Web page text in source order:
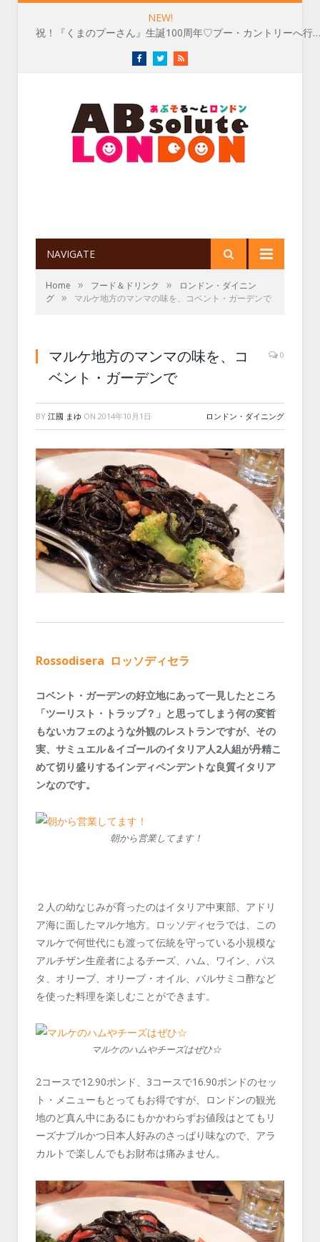
NEW!
祝！『くまのプーさん』生誕100周年♡プー・カントリーへ行こう♪
FacebookTwitterRSS
NAVIGATE
Home » フード＆ドリンク »
ロンドン・ダイニン
グ » マルケ地方のマンマの味を、コベント・ガーデンで
マルケ地方のマンマの味を、コ
ベント・ガーデンで
0
BY 江國 まゆ ON 2014年10月1日 ロンドン・ダイニング
Rossodisera ロッソディセラ
コベント・ガーデンの好立地にあって一見したところ
「ツーリスト・トラップ？」と思ってしまう何の変哲
もないカフェのような外観のレストランですが、その
実、サミュエル＆イゴールのイタリア人2人組が丹精こ
めて切り盛りするインディペンデントな良質イタリア
ンなのです。
朝から営業してます！
２人の幼なじみが育ったのはイタリア中東部、アドリ
ア海に面したマルケ地方。ロッソディセラでは、この
マルケで何世代にも渡って伝統を守っている小規模な
アルチザン生産者によるチーズ、ハム、ワイン、パス
タ、オリーブ、オリーブ・オイル、バルサミコ酢など
を使った料理を楽しむことができます。
マルケのハムやチーズはぜひ☆
2コースで12.90ポンド、3コースで16.90ポンドのセッ
ト・メニューもとってもお得ですが、ロンドンの観光
地のど真ん中にあるにもかかわらずお値段はとてもリ
ーズナブルかつ日本人好みのさっぱり味なので、アラ
カルトで楽しんでもお財布は痛みません。